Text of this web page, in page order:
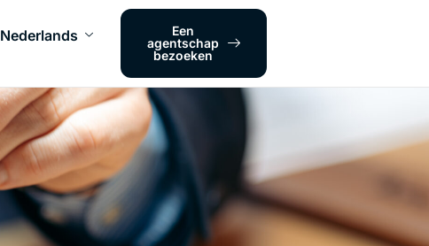
Nederlands
Een
agentschap
bezoeken